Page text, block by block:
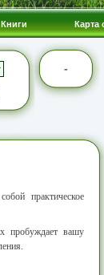
Книги Карта
-
практическое
пробуждает вашу